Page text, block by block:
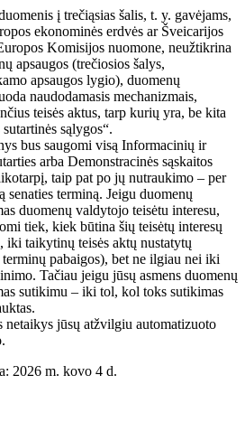
į trečiąsias šalis, t. y. gavėjams,
ekonominės erdvės ar Šveicarijos
Komisijos nuomone, neužtikrina
apsaugos (trečiosios šalys,
apsaugos lygio), duomenų
naudodamasis mechanizmais,
teisės aktus, tarp kurių yra, be kita
sąlygos“.
bus saugomi visą Informacinių ir
arba Demonstracinės sąskaitos
taip pat po jų nutraukimo – per
senaties terminą. Jeigu duomenų
duomenų valdytojo teisėtu interesu,
tiek, kiek būtina šių teisėtų interesų
iki taikytinų teisės aktų nustatytų
pabaigos), bet ne ilgiau nei iki
Tačiau jeigu jūsų asmens duomenų
sutikimu – iki tol, kol toks sutikimas
netaikys jūsų atžvilgiu automatizuoto
2026 m. kovo 4 d.